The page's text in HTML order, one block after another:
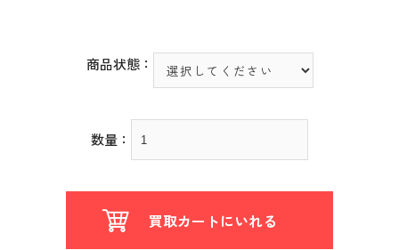
商品状態：
数量：
買取カートにいれる